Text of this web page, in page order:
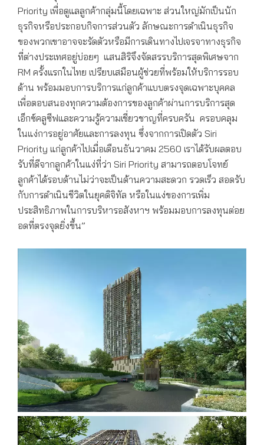
Priority เพื่อดูแลลูกค้ากลุ่มนี้โดยเฉพาะ ส่วนใหญ่มักเป็นนัก
ธุรกิจหรือประกอบกิจการส่วนตัว ลักษณะการดำเนินธุรกิจ
ของพวกเขาอาจจะรัดตัวหรือมีการเดินทางไปเจรจาทางธุรกิจ
ที่ต่างประเทศอยู่บ่อยๆ แสนสิริจึงจัดสรรบริการสุดพิเศษจาก
RM ครั้งแรกในไทย เปรียบเสมือนผู้ช่วยที่พร้อมให้บริการรอบ
ด้าน พร้อมมอบการบริการแก่ลูกค้าแบบตรงจุดเฉพาะบุคคล
เพื่อตอบสนองทุกความต้องการของลูกค้าผ่านการบริการสุด
เอ็กซ์คลูซีฟและความรู้ความเชี่ยวชาญที่ครบครัน ครอบคลุม
ในแง่การอยู่อาศัยและการลงทุน ซึ่งจากการเปิดตัว Siri
Priority แก่ลูกค้าไปเมื่อเดือนธันวาคม 2560 เราได้รับผลตอบ
รับที่ดีจากลูกค้าในแง่ที่ว่า Siri Priority สามารถตอบโจทย์
ลูกค้าได้รอบด้านไม่ว่าจะเป็นด้านความสะดวก รวดเร็ว สอดรับ
กับการดำเนินชีวิตในยุคดิจิทัล หรือในแง่ของการเพิ่ม
ประสิทธิภาพในการบริหารอสังหาฯ พร้อมมอบการลงทุนต่อย
อดที่ตรงจุดยิ่งขึ้น”